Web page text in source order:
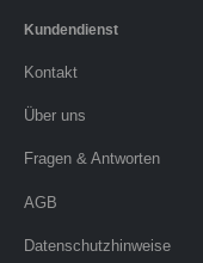
Kundendienst
Kontakt
Über uns
Fragen & Antworten
AGB
Datenschutzhinweise